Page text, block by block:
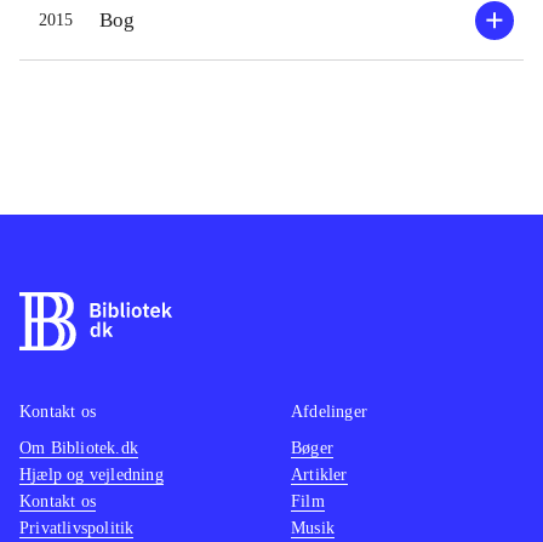
2015 Bog
Kontakt os
Om Bibliotek.dk
Hjælp og vejledning
Kontakt os
Privatlivspolitik
Afdelinger
Bøger
Artikler
Film
Musik